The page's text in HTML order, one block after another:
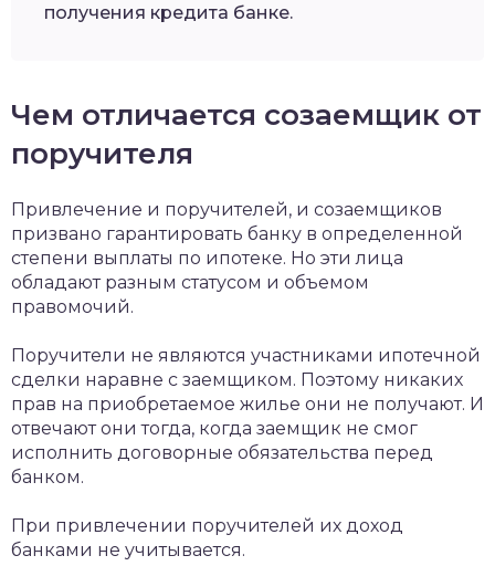
получения кредита банке.
Чем отличается созаемщик от
поручителя
Привлечение и поручителей, и созаемщиков
призвано гарантировать банку в определенной
степени выплаты по ипотеке. Но эти лица
обладают разным статусом и объемом
правомочий.
Поручители не являются участниками ипотечной
сделки наравне с заемщиком. Поэтому никаких
прав на приобретаемое жилье они не получают. И
отвечают они тогда, когда заемщик не смог
исполнить договорные обязательства перед
банком.
При привлечении поручителей их доход
банками не учитывается.